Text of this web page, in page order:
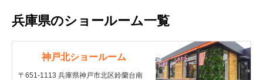
兵庫県のショールーム一覧
神戸北ショールーム
〒651-1113 兵庫県神戸市北区鈴蘭台南